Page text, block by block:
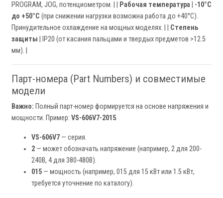
PROGRAM, JOG, потенциометром. | |
Рабочая температура
-10°C
до +50°C (при снижении нагрузки возможна работа до +40°C).
Принудительное охлаждение на мощных моделях. | | Степень
защиты | IP20 (от касания пальцами и твердых предметов >12.5
мм). |
Парт-номера (Part Numbers) и совместимые
модели
Важно: Полный парт-номер формируется на основе напряжения и
мощности. Пример: VS-606V7-2015.
VS-606V7 — серия.
2 — может обозначать напряжение (например, 2 для 200-
240В, 4 для 380-480В).
015 — мощность (например, 015 для 15 кВт или 1.5 кВт,
требуется уточнение по каталогу).